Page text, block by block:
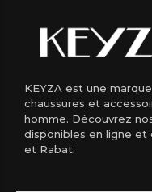
KEYZA est une
chaussures et
homme. Découvrez
disponibles en ligne et
et Rabat.